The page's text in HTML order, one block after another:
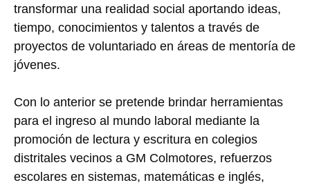
transformar una realidad social aportando ideas,
tiempo, conocimientos y talentos a través de
proyectos de voluntariado en áreas de mentoría de
jóvenes.
Con lo anterior se pretende brindar herramientas
para el ingreso al mundo laboral mediante la
promoción de lectura y escritura en colegios
distritales vecinos a GM Colmotores, refuerzos
escolares en sistemas, matemáticas e inglés,